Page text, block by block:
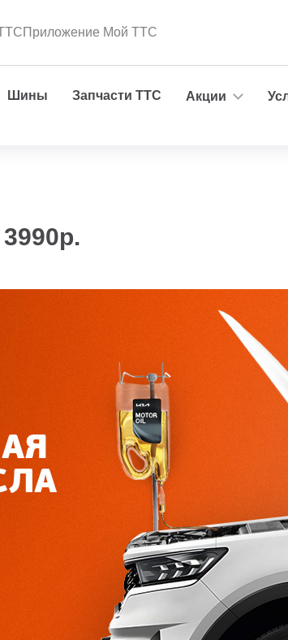
Приложение Мой ТТС
Шины Запчасти ТТС Акции